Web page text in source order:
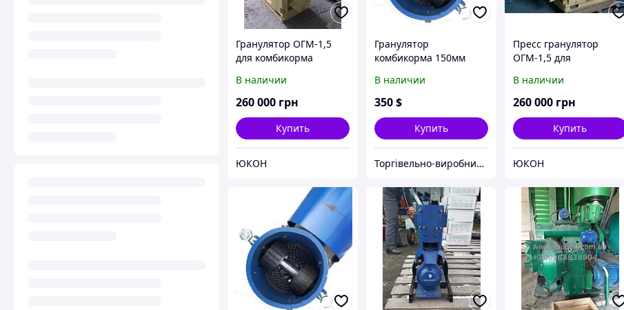
Гранулятор ОГМ-1,5
для комбикорма
В наличии
260 000 грн
Купить
ЮКОН
Гранулятор
комбикорма 150мм
двигателя), подвижная
матрица , под
В наличии
350$
Купить
Торгівельно-виробнича компанія "Трініті"
Пресс гранулятор
ОГМ-1,5 для
В наличии
260 000 грн
Купить
ЮКОН